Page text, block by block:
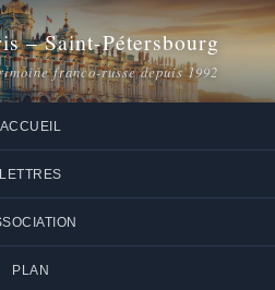
– Saint-Pétersbourg
franco-russe depuis 1992
ACCUEIL
LETTRES
PLAN